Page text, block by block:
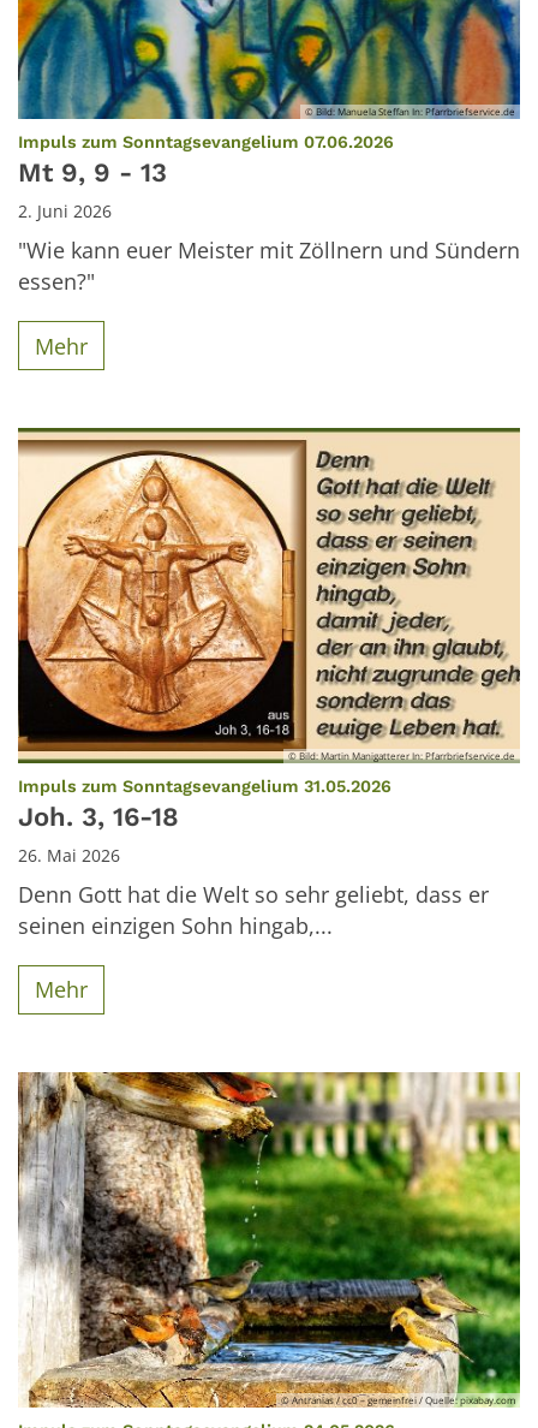
© Bild: Manuela Steffan In: Pfarrbriefservice.de
Impuls zum Sonntagsevangelium 07.06.2026
Mt 9, 9 - 13
2. Juni 2026
"Wie kann euer Meister mit Zöllnern und Sündern
essen?"
Mehr
© Bild: Martin Manigatterer In: Pfarrbriefservice.de
Impuls zum Sonntagsevangelium 31.05.2026
Joh. 3, 16-18
26. Mai 2026
Denn Gott hat die Welt so sehr geliebt, dass er
seinen einzigen Sohn hingab,...
Mehr
© Antranias / cc0 – gemeinfrei / Quelle: pixabay.com